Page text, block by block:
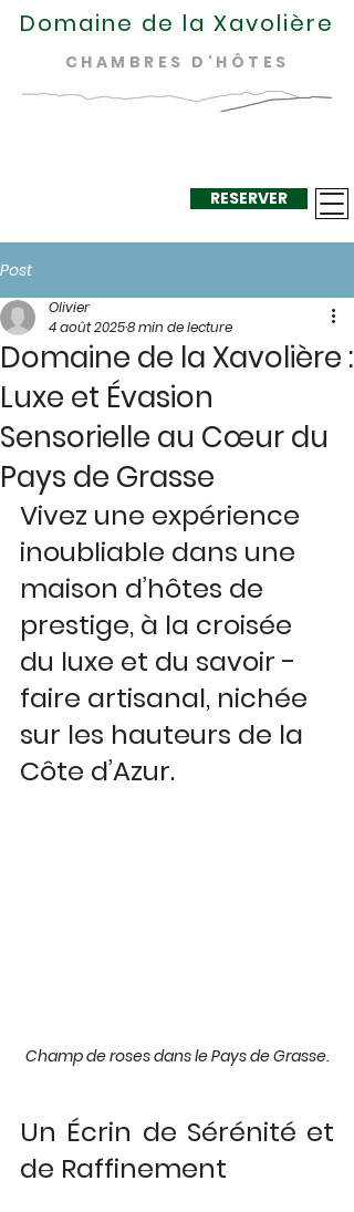
Domaine de la Xavolière
CHAMBRES D'HÔTES
RESERVER
Post
Domaine de la Xavolière :
Luxe et Évasion
Sensorielle au Cœur du
Pays de Grasse
Olivier
4 août 20258 min de lecture
Vivez une expérience
inoubliable dans une
maison d’hôtes de
prestige, à la croisée
du luxe et du savoir -
faire artisanal, nichée
sur les hauteurs de la
Côte d’Azur.
Champ de roses dans le Pays de Grasse.
Un Écrin de Sérénité et
de Raffinement